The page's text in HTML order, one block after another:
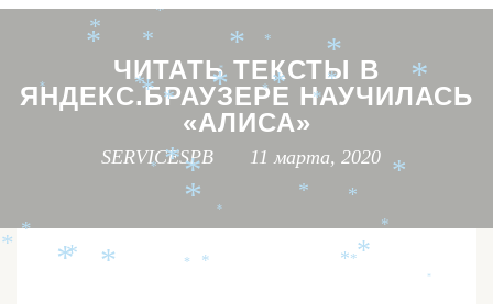
ЧИТАТЬ ТЕКСТЫ В
ЯНДЕКС.БРАУЗЕРЕ НАУЧИЛАСЬ
«АЛИСА»
SERVICESPB 11 марта, 2020
*
*
*
* *
*
*
*
* *
*
*
*
*
*
*
*
*
*
*
*
*
*
* *
*
*
*
*
*
*
*
*
*
*
*
*